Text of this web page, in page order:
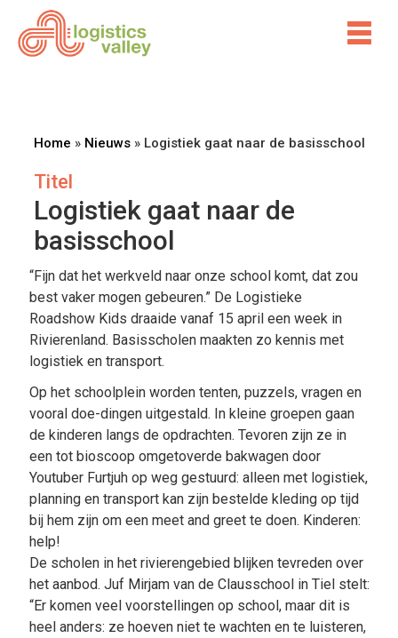
Home » Nieuws» Logistiek gaat naar de basisschool
Titel
Logistiek gaat naar de
basisschool
“Fijn dat het werkveld naar onze school komt, dat zou
best vaker mogen gebeuren.” De Logistieke
Roadshow Kids draaide vanaf 15 april een week in
Rivierenland. Basisscholen maakten zo kennis met
logistiek en transport.
Op het schoolplein worden tenten, puzzels, vragen en
vooral doe-dingen uitgestald. In kleine groepen gaan
de kinderen langs de opdrachten. Tevoren zijn ze in
een tot bioscoop omgetoverde bakwagen door
Youtuber Furtjuh op weg gestuurd: alleen met logistiek,
planning en transport kan zijn bestelde kleding op tijd
bij hem zijn om een meet and greet te doen. Kinderen:
help!
De scholen in het rivierengebied blijken tevreden over
het aanbod. Juf Mirjam van de Clausschool in Tiel stelt:
“Er komen veel voorstellingen op school, maar dit is
heel anders: ze hoeven niet te wachten en te luisteren,